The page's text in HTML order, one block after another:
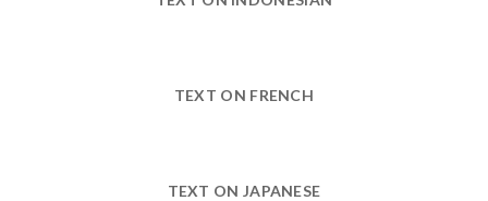
TEXT ON FRENCH
TEXT ON JAPANESE